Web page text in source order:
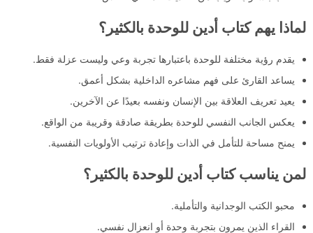
لماذا يهم كتاب أدين للوحدة بالكثير؟
يقدم رؤية مختلفة للوحدة باعتبارها تجربة وعي وليست عزلة فقط.
يساعد القارئ على فهم مشاعره الداخلية بشكل أعمق.
يعيد تعريف العلاقة بين الإنسان ونفسه بعيدًا عن الآخرين.
يعكس الجانب النفسي للوحدة بطريقة صادقة وقريبة من الواقع.
يمنح مساحة للتأمل في الذات وإعادة ترتيب الأولويات النفسية.
لمن يناسب كتاب أدين للوحدة بالكثير؟
محبو الكتب الوجدانية والتأملية.
القراء الذين يمرون بتجربة وحدة أو انعزال نفسي.